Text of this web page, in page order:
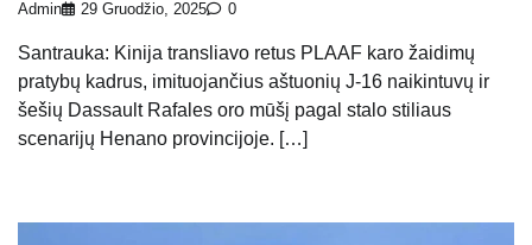
Admin 29 Gruodžio, 2025 0
Santrauka: Kinija transliavo retus PLAAF karo žaidimų
pratybų kadrus, imituojančius aštuonių J-16 naikintuvų ir
šešių Dassault Rafales oro mūšį pagal stalo stiliaus
scenarijų Henano provincijoje. […]